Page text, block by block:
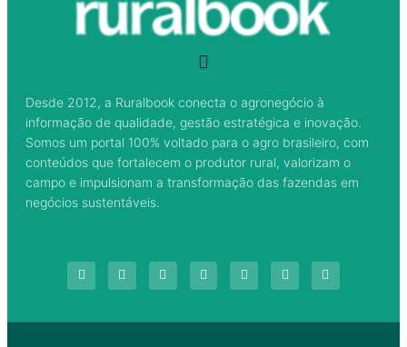
Desde 2012, a Ruralbook conecta o agronegócio à
informação de qualidade, gestão estratégica e inovação.
Somos um portal 100% voltado para o agro brasileiro, com
conteúdos que fortalecem o produtor rural, valorizam o
campo e impulsionam a transformação das fazendas em
negócios sustentáveis.